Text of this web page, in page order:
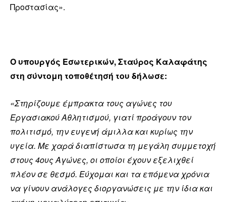
Προστασίας».
O υπουργός Εσωτερικών, Σταύρος Καλαφάτης
στη σύντομη τοποθέτησή του δήλωσε:
«Στηρίζουμε έμπρακτα τους αγώνες του
Εργασιακού Αθλητισμού, γιατί προάγουν τον
πολιτισμό, την ευγενή άμιλλα και κυρίως την
υγεία. Με χαρά διαπίστωσα τη μεγάλη συμμετοχή
στους 4ους Αγώνες, οι οποίοι έχουν εξελιχθεί
πλέον σε θεσμό. Εύχομαι και τα επόμενα χρόνια
να γίνουν ανάλογες διοργανώσεις με την ίδια και